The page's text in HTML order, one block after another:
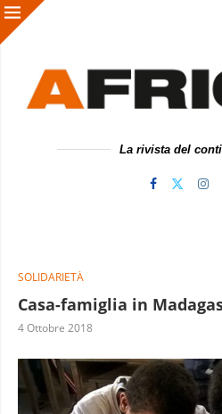
La rivista del
SOLIDARIETÀ
Casa-famiglia in
4 Ottobre 2018